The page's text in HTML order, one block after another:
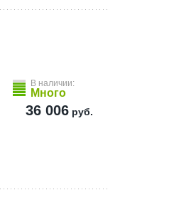
В наличии:
Много
36 006 руб.